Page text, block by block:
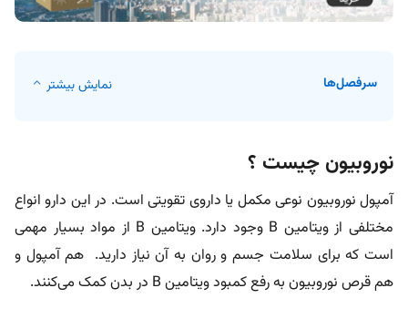
سرفصل‌ها نمایش بیشتر
نوروبیون چیست ؟
آمپول نوروبیون نوعی مکمل یا داروی تقویتی است. در این دارو انواع
مختلفی از ویتامین B وجود دارد. ویتامین B از مواد بسیار مهمی
است که برای سلامت جسم و روان به آن نیاز دارید. هم آمپول و
هم قرص نوروبیون به رفع کمبود ویتامین B در بدن کمک می‌کنند.